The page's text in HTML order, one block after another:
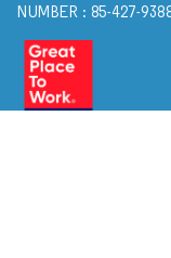
NUMBER : 85-427-